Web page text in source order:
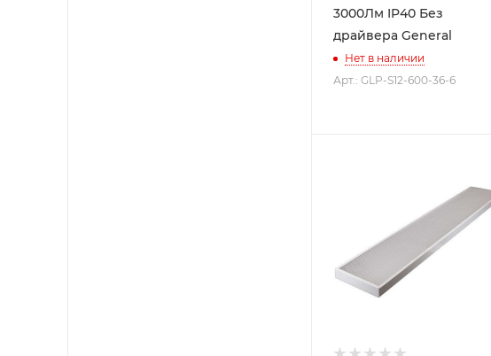
3000Лм IP40 Без
драйвера General
Нет в наличии
Арт.: GLP-S12-600-36-6